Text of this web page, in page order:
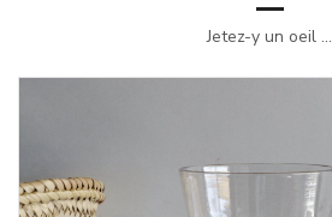
Jetez-y un oeil ...